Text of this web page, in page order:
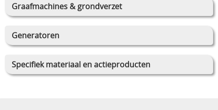
Graafmachines & grondverzet
Generatoren
Specifiek materiaal en actieproducten